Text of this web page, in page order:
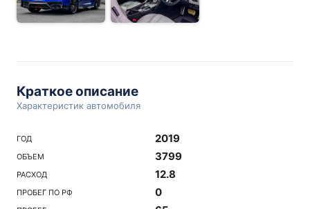
Краткое описание
Характеристик автомобиля
ГОД 2019
ОБЪЕМ 3799
РАСХОД 12.8
ПРОБЕГ ПО РФ 0